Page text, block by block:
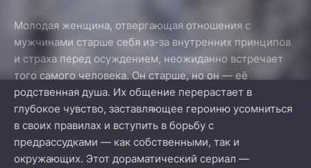
Молодая женщина, отвергающая отношения с
мужчинами старше себя из-за внутренних принципов
и страха перед осуждением, неожиданно встречает
того самого человека. Он старше, но он — её
родственная душа. Их общение перерастает в
глубокое чувство, заставляющее героиню усомниться
в своих правилах и вступить в борьбу с
предрассудками — как собственными, так и
окружающих. Этот дораматический сериал —